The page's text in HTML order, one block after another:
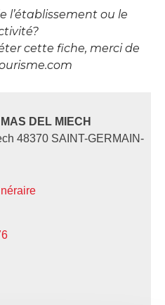
l’établissement ou le
cette fiche, merci de
DEL MIECH
48370 SAINT-GERMAIN-